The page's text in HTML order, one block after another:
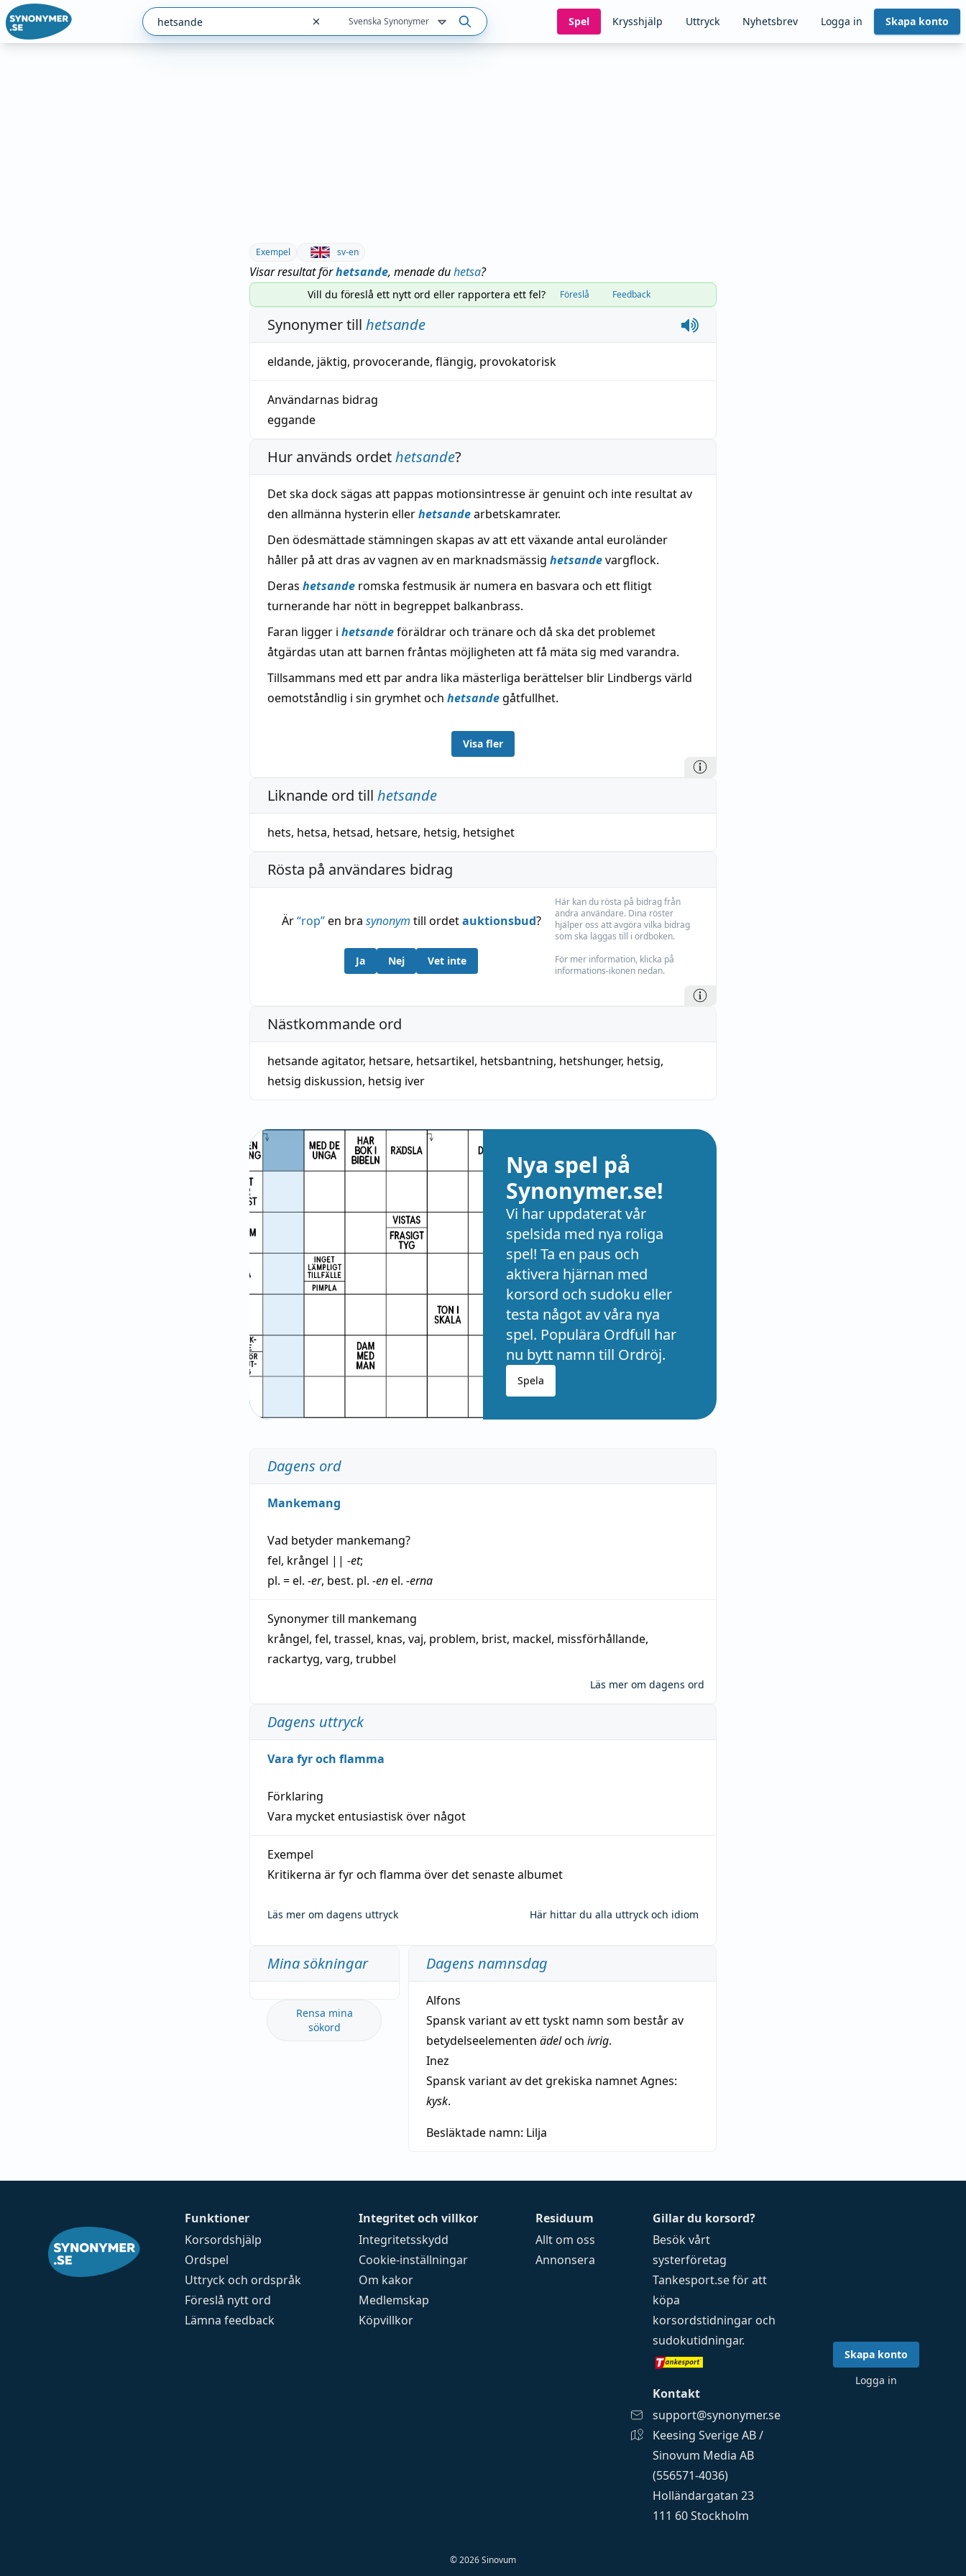
Svenska Synonymer Spel Krysshjälp Uttryck Nyhetsbrev Logga in Skapa konto
Exempel sv-en
Visar resultat förhetsande, menade duhetsa?
Vill du föreslå ett nytt ord eller rapportera ett fel? Föreslå Feedback
Synonymer till hetsande
eldande, jäktig, provocerande, flängig, provokatorisk
Användarnas bidrag
eggande
Hur används ordethetsande?
Det ska dock sägas att pappas motionsintresse är genuint och inte resultat av
den allmänna hysterin ellerhetsandearbetskamrater.
Den ödesmättade stämningen skapas av att ett växande antal euroländer
håller på att dras av vagnen av en marknadsmässig hetsandevargflock.
Deras hetsande romska festmusik är numera en basvara och ett flitigt
turnerande har nött in begreppet balkanbrass.
Faran ligger i hetsandeföräldrar och tränare och då ska det problemet
åtgärdas utan att barnen fråntas möjligheten att få mäta sig med varandra.
Tillsammans med ett par andra lika mästerliga berättelser blir Lindbergs värld
oemotståndlig i sin grymhet och hetsandegåtfullhet.
Visa fler
Liknande ord till hetsande
hets, hetsa, hetsad, hetsare, hetsig, hetsighet
Rösta på användares bidrag
Är“rop”en bra synonym till ordetauktionsbud?
Ja Nej Vet inte
Här kan du rösta på bidrag från
andra användare. Dina röster
hjälper oss att avgöra vilka bidrag
som ska läggas till i ordboken.
För mer information, klicka på
informations-ikonen nedan.
Nästkommande ord
hetsande agitator, hetsare, hetsartikel, hetsbantning, hetshunger, hetsig,
hetsig diskussion, hetsig iver
Nya spel på
Synonymer.se!
Vi har uppdaterat vår
spelsida med nya roliga
spel! Ta en paus och
aktivera hjärnan med
korsord och sudoku eller
testa något av våra nya
spel. Populära Ordfull har
nu bytt namn till Ordröj.
Spela
Dagens ord
Mankemang
Vad betyder mankemang?
fel, krångel || -et;
pl. = el. -er, best. pl. -enel. -erna
Synonymer till mankemang
krångel, fel, trassel, knas, vaj, problem, brist, mackel, missförhållande,
rackartyg, varg, trubbel
Läs mer om dagens ord
Dagens uttryck
Vara fyr och flamma
Förklaring
Vara mycket entusiastisk över något
Exempel
Kritikerna är fyr och flamma över det senaste albumet
Läs mer om dagens uttryck Här hittar du alla uttryck och idiom
Mina sökningar
Rensa mina
sökord
Dagens namnsdag
Alfons
Spansk variant av ett tyskt namn som består av
betydelseelementen ädeloch ivrig.
Inez
Spansk variant av det grekiska namnet Agnes:
kysk.
Besläktade namn: Lilja
Funktioner
Korsordshjälp
Ordspel
Uttryck och ordspråk
Föreslå nytt ord
Lämna feedback
Integritet och villkor
Integritetsskydd
Cookie-inställningar
Om kakor
Medlemskap
Köpvillkor
Residuum
Allt om oss
Annonsera
Gillar du korsord?
Besök vårt
systerföretag
Tankesport.seför att
köpa
korsordstidningar och
sudokutidningar.
Kontakt
support@synonymer.se
Keesing Sverige AB /
Sinovum Media AB
(556571-4036)
Holländargatan 23
111 60 Stockholm
Skapa konto
Logga in
©2026Sinovum